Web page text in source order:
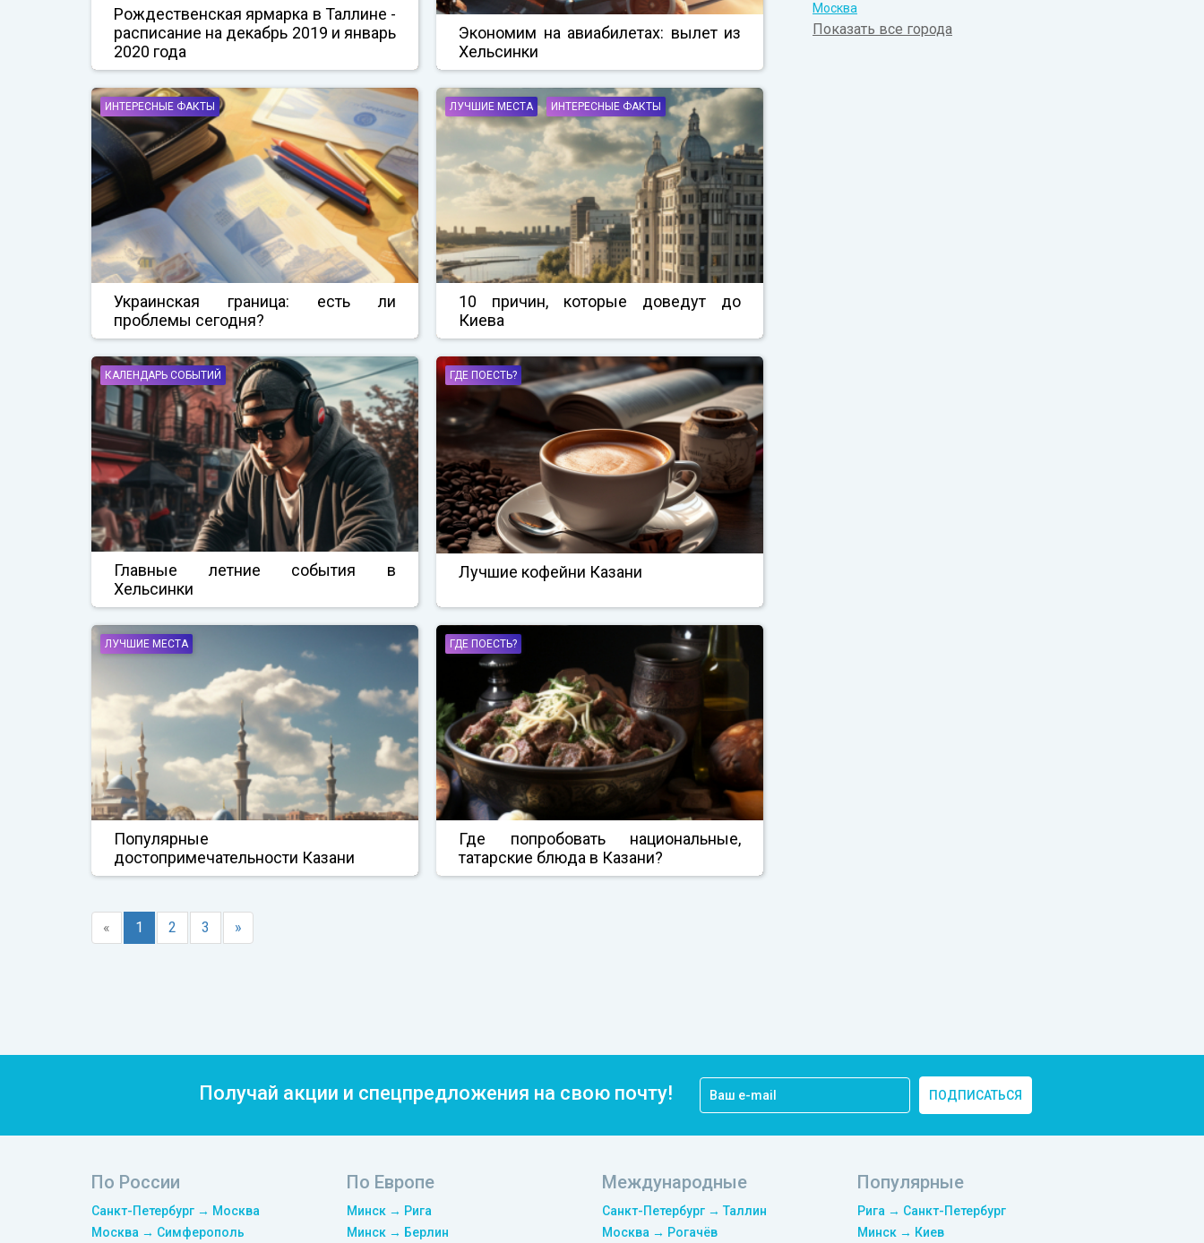
Рождественская ярмарка в Таллине -
расписание на декабрь 2019 и январь
2020 года
Экономим на авиабилетах: вылет из
Хельсинки
ИНТЕРЕСНЫЕ ФАКТЫ
Украинская граница: есть ли
проблемы сегодня?
ЛУЧШИЕ МЕСТА ИНТЕРЕСНЫЕ ФАКТЫ
10 причин, которые доведут до
Киева
КАЛЕНДАРЬ СОБЫТИЙ
Главные летние события в
Хельсинки
ГДЕ ПОЕСТЬ?
Лучшие кофейни Казани
ЛУЧШИЕ МЕСТА
Популярные
достопримечательности Казани
ГДЕ ПОЕСТЬ?
Где попробовать национальные,
татарские блюда в Казани?
« 1 2 3 »
Москва
Показать все города
Получай акции и спецпредложения на свою почту! ПОДПИСАТЬСЯ
По России
Санкт-Петербург → Москва
Москва → Симферополь
По Европе
Минск → Рига
Минск → Берлин
Международные
Санкт-Петербург → Таллин
Москва → Рогачёв
Популярные
Рига → Санкт-Петербург
Минск → Киев